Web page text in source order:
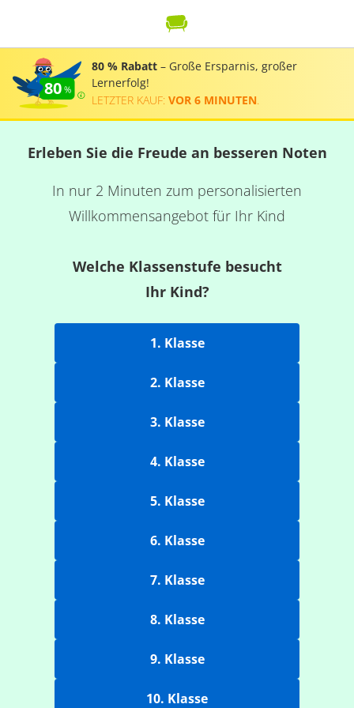
80
80 % Rabatt – Große Ersparnis, großer
Lernerfolg!
LETZTER KAUF: VOR 6 MINUTEN
Erleben Sie die Freude an besseren Noten
In nur 2 Minuten zum personalisierten
Willkommensangebot für Ihr Kind
Welche Klassenstufe besucht
Ihr Kind?
1. Klasse
2. Klasse
3. Klasse
4. Klasse
5. Klasse
6. Klasse
7. Klasse
8. Klasse
9. Klasse
10. Klasse